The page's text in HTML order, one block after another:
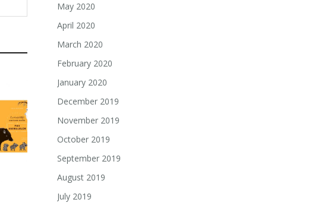
May 2020
April 2020
March 2020
February 2020
January 2020
December 2019
November 2019
October 2019
September 2019
August 2019
July 2019